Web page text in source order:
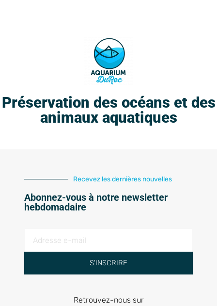
Préservation des océans et des
animaux aquatiques
Recevez les dernières nouvelles
Abonnez-vous à notre newsletter
hebdomadaire
S'INSCRIRE
Retrouvez-nous sur